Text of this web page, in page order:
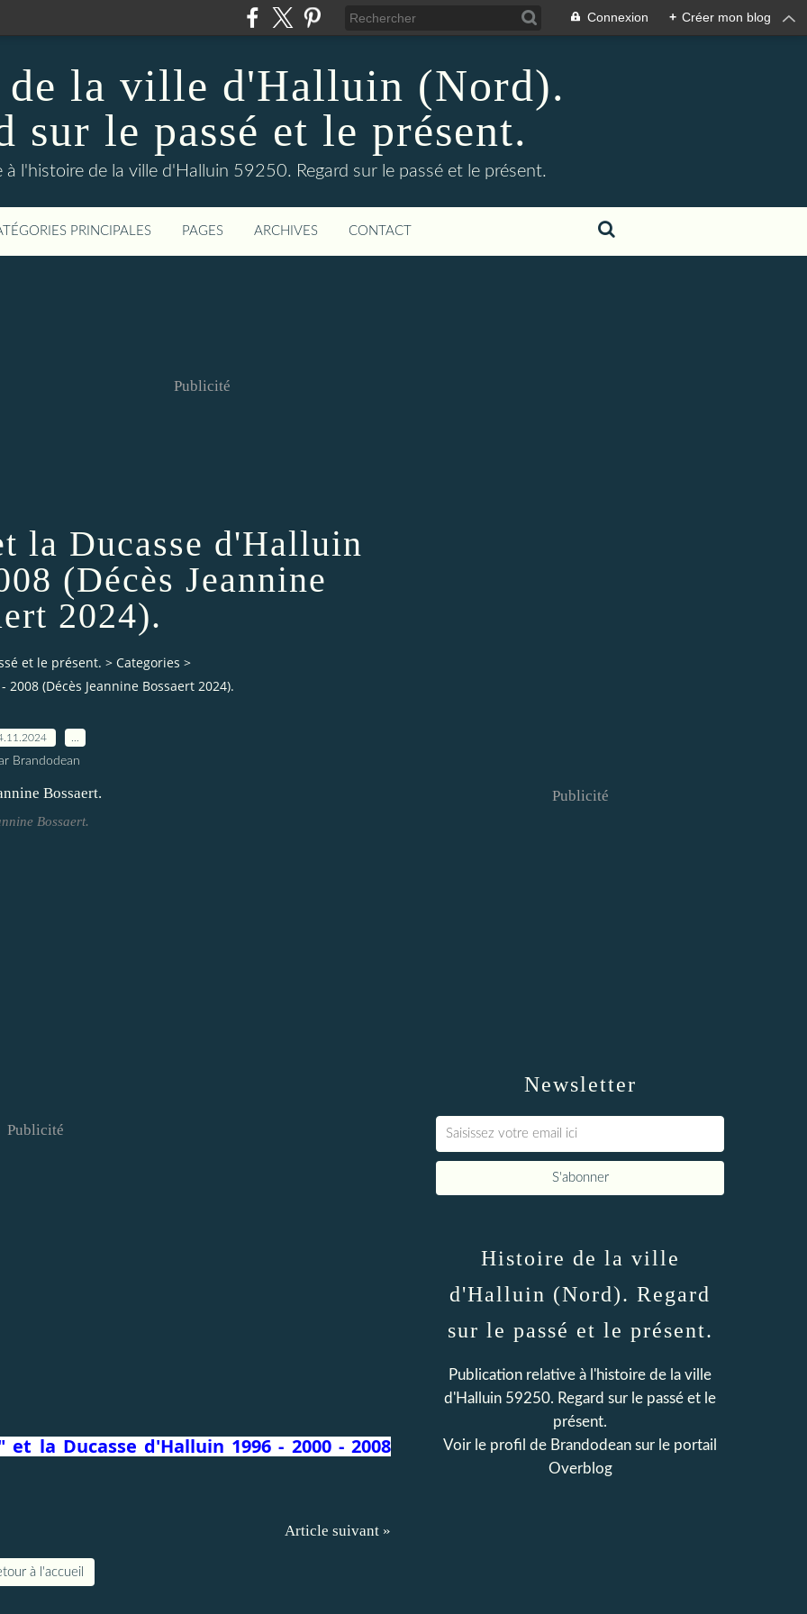
Connexion + Créer mon blog
la ville d'Halluin (Nord).
sur le passé et le présent.
l'histoire de la ville d'Halluin 59250. Regard sur le passé et le présent.
PRINCIPALES PAGES ARCHIVES CONTACT
Publicité
la Ducasse d'Halluin
(Décès Jeannine
2024).
et le présent. > Categories >
(Décès Jeannine Bossaert 2024).
Brandodean
Bossaert.
Publicité
et la Ducasse d'Halluin 1996 - 2000 - 2008
Article suivant »
à l'accueil
Newsletter
Publicité
Histoire de la ville
d'Halluin (Nord). Regard
sur le passé et le présent.
Publication relative à l'histoire de la ville
d'Halluin 59250. Regard sur le passé et le
présent.
Voir le profil de Brandodean sur le portail
Overblog